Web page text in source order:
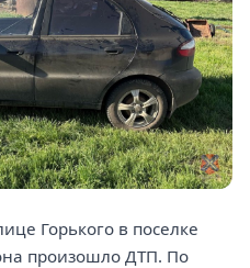
Горького в поселке
произошло ДТП. По